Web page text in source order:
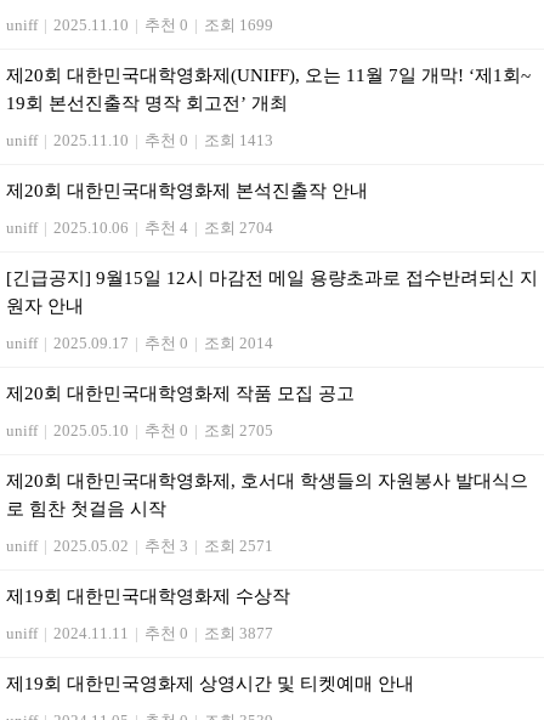
uniff | 2025.11.10 | 추천 0 | 조회 1699
제20회 대한민국대학영화제(UNIFF), 오는 11월 7일 개막! ‘제1회~
19회 본선진출작 명작 회고전’ 개최
uniff | 2025.11.10 | 추천 0 | 조회 1413
제20회 대한민국대학영화제 본석진출작 안내
uniff | 2025.10.06 | 추천 4 | 조회 2704
[긴급공지] 9월15일 12시 마감전 메일 용량초과로 접수반려되신 지
원자 안내
uniff | 2025.09.17 | 추천 0 | 조회 2014
제20회 대한민국대학영화제 작품 모집 공고
uniff | 2025.05.10 | 추천 0 | 조회 2705
제20회 대한민국대학영화제, 호서대 학생들의 자원봉사 발대식으
로 힘찬 첫걸음 시작
uniff | 2025.05.02 | 추천 3 | 조회 2571
제19회 대한민국대학영화제 수상작
uniff | 2024.11.11 | 추천 0 | 조회 3877
제19회 대한민국영화제 상영시간 및 티켓예매 안내